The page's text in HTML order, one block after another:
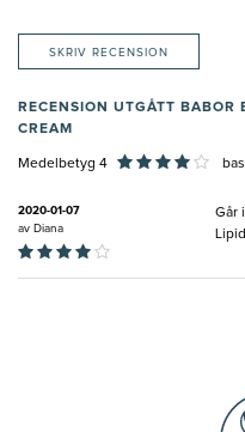
SKRIV RECENSION
RECENSION UTGÅTT BABOR
CREAM
Medelbetyg 4
2020-01-07
av Diana
Går